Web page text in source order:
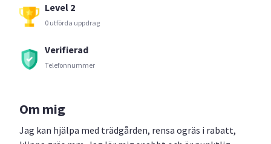
Level 2
0 utförda uppdrag
Verifierad
Telefonnummer
Om mig
Jag kan hjälpa med trädgården, rensa ogräs i rabatt,